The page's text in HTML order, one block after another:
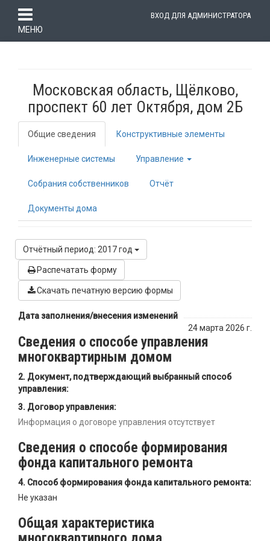
МЕНЮ
ВХОД ДЛЯ АДМИНИСТРАТОРА
Московская область, Щёлково,
проспект 60 лет Октября, дом 2Б
Общие сведения Конструктивные элементы
Инженерные системы Управление
Собрания собственников Отчёт
Документы дома
Отчётный период: 2017 год
Распечатать форму
Скачать печатную версию формы
Дата заполнения/внесения изменений
24 марта 2026 г.
Сведения о способе управления
многоквартирным домом
Документ, подтверждающий выбранный способ
управления:
Договор управления:
Информация о договоре управления отсутствует
Сведения о способе формирования
фонда капитального ремонта
Способ формирования фонда капитального ремонта:
Не указан
Общая характеристика